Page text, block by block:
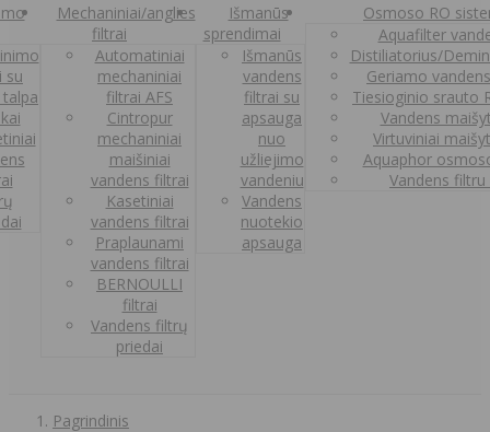
su
Mechaniniai/anglies
filtrai
Automatiniai
mechaniniai
filtrai AFS
Cintropur
mechaniniai
maišiniai
vandens filtrai
Kasetiniai
vandens filtrai
Praplaunami
vandens filtrai
BERNOULLI
filtrai
Vandens filtrų
priedai
Išmanūs
sprendimai
Išmanūs
vandens
filtrai su
apsauga
nuo
užliejimo
vandeniu
Vandens
nuotekio
apsauga
Osmoso RO
Aquafilter
Distiliatorius/
Geriamo
Tiesioginio srauto
Vandens
Virtuviniai
Aquaphor
Vandens filtru
Pagrindinis